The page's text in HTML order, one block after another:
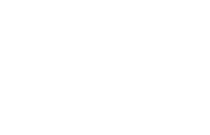
forsyningskædeaktiviteter ved
3-